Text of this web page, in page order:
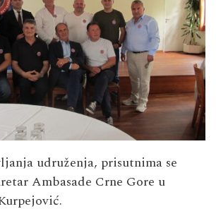
udruženja, prisutnima se
Ambasade Crne Gore u